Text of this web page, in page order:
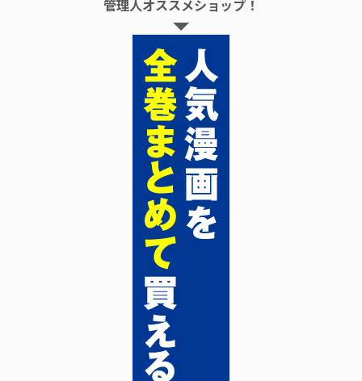
管理人オススメショップ！